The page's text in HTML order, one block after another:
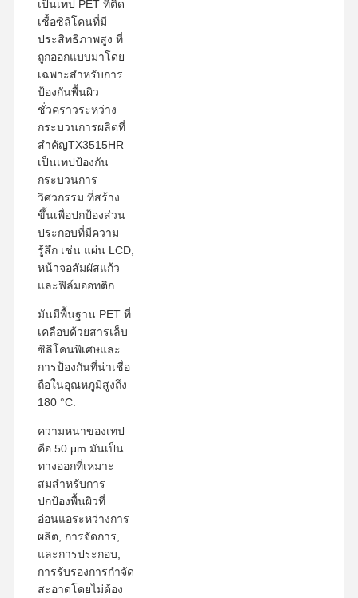
บ้าน
เป็นเทป PET ที่ติด
เชื้อซิลิโคนที่มี
ประสิทธิภาพสูง ที่
ถูกออกแบบมาโดย
เฉพาะสําหรับการ
ป้องกันพื้นผิว
ชั่วคราวระหว่าง
กระบวนการผลิตที่
สําคัญTX3515HR
เป็นเทปป้องกัน
กระบวนการ
วิศวกรรม ที่สร้าง
ขึ้นเพื่อปกป้องส่วน
ประกอบที่มีความ
รู้สึก เช่น แผ่น LCD,
หน้าจอสัมผัสแก้ว
และฟิล์มออทติก
มันมีพื้นฐาน PET ที่
เคลือบด้วยสารเล็บ
ซิลิโคนพิเศษและ
การป้องกันที่น่าเชื่อ
ถือในอุณหภูมิสูงถึง
180 °C.
ความหนาของเทป
คือ 50 μm มันเป็น
ทางออกที่เหมาะ
สมสําหรับการ
ปกป้องพื้นผิวที่
อ่อนแอระหว่างการ
ผลิต, การจัดการ,
และการประกอบ,
การรับรองการกําจัด
สะอาดโดยไม่ต้อง